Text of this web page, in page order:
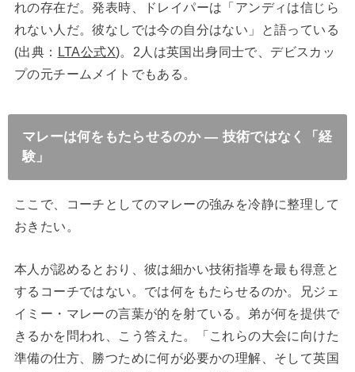
れの存在だ。発表時、ドレイパーは「アンディは信じら
れない人だ。彼なしでは今の自分はない」と語っている
(出典：
LTA公式X)。2人は英国出身同士で、デビスカッ
プの元チームメイトでもある。
マレーは何をもたらせるのか ― 技術ではなく「経
験」
ここで、コーチとしてのマレーの強みを冷静に整理して
おきたい。
本人が認めるとおり、彼は細かい技術指導を最も得意と
するコーチではない。では何をもたらせるのか。兄ジェ
イミー・マレーの言葉が的を射ている。弟が何を提供で
きるかを問われ、こう答えた。「これらの大会に向けた
準備の仕方、勝つために何が必要かの理解、そして英国